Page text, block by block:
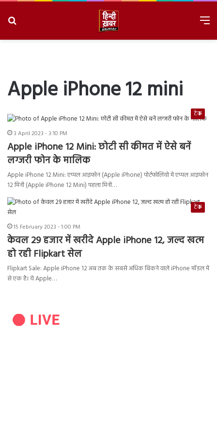
Apple iPhone 12 mini
टेक
3 April 2023 - 3:10 PM
Apple iPhone 12 Mini: छोटी सी कीमत में ऐसे बनें
लग्जरी फोन के मालिक
Apple iPhone 12 Mini: एप्पल आइफोन (Apple iPhone) पोर्टफोलियो में एप्पल आइफोन
12 मिनी (Apple iPhone 12 Mini) पहला मिनी…
टेक
15 February 2023 - 1:00 PM
केवल 29 हजार में खरीदे Apple iPhone 12, जल्द खत्म
हो रही Flipkart सेल
Flipkart Sale: Apple iPhone 12 अब तक के सबसे अधिक बिकने वाले iPhone मॉडल में
से एक है। ये Apple…